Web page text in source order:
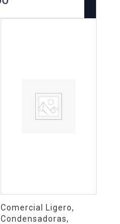
Comercial Ligero,
Condensadoras,